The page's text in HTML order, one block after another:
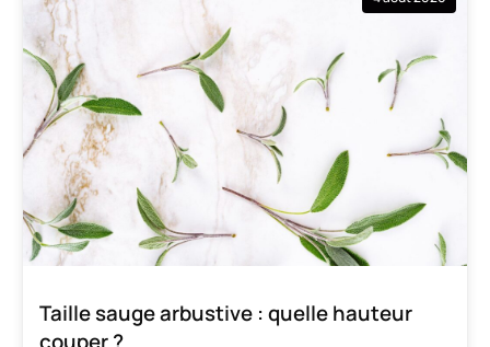
Taille sauge arbustive : quelle hauteur